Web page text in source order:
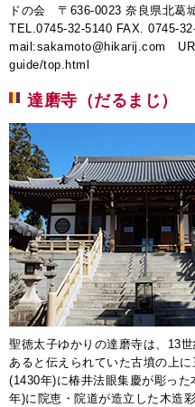
ドの会 〒636-0023 奈良県北葛
TEL.0745-32-5140 FAX. 0745-
mail:sakamoto@hikarij.com
guide/top.html
達磨寺（だるまじ）
聖徳太子ゆかりの達磨寺は、13
あると伝えられていた古墳の上
(1430年)に椿井法眼集慶が彫っ
年)に院恵・院道が造立した木造